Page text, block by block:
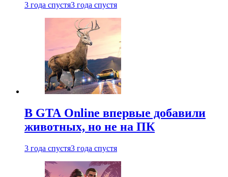
3 года спустя3 года спустя
В GTA Online впервые добавили
животных, но не на ПК
3 года спустя3 года спустя